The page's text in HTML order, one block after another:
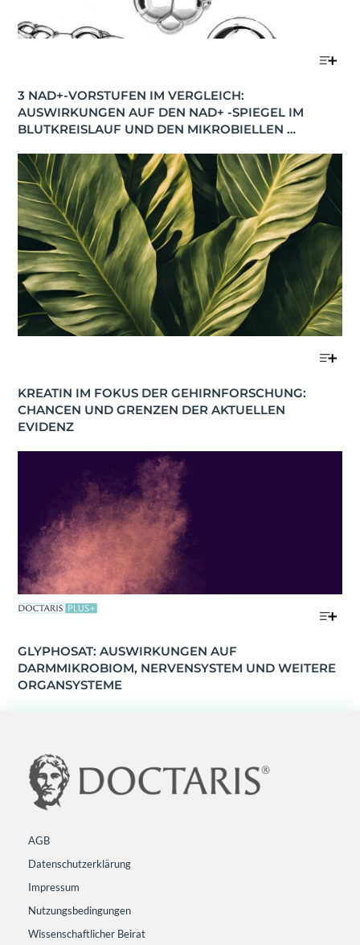
3 NAD+-VORSTUFEN IM VERGLEICH:
AUSWIRKUNGEN AUF DEN NAD+ -SPIEGEL IM
BLUTKREISLAUF UND DEN MIKROBIELLEN
KREATIN IM FOKUS DER GEHIRNFORSCHUNG:
CHANCEN UND GRENZEN DER AKTUELLEN
EVIDENZ
GLYPHOSAT: AUSWIRKUNGEN AUF
DARMMIKROBIOM, NERVENSYSTEM UND WEITERE
ORGANSYSTEME
AGB
Datenschutzerklärung
Impressum
Nutzungsbedingungen
Wissenschaftlicher Beirat